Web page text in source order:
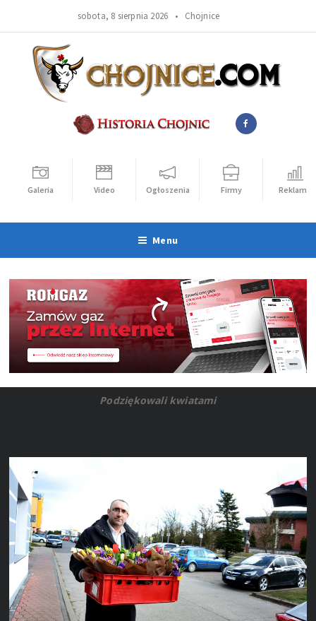
sobota, 8 sierpnia 2026 • Chojnice
Galeria Video Ogłoszenia Firmy Reklama
Menu
Podziękowali kwiatami